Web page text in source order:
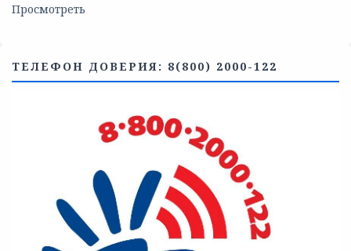
Просмотреть
ТЕЛЕФОН ДОВЕРИЯ: 8(800) 2000-122